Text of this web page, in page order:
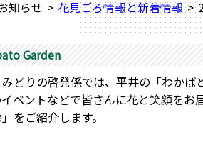
知らせ 花見ごろ情報と新着情報
Garden
どりの啓発係では、平井の「わかば
ベントなどで皆さんに花と笑顔をお
をご紹介します。